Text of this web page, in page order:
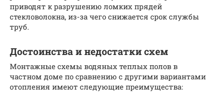
приводят к разрушению ломких прядей
стекловолокна, из-за чего снижается срок службы
труб.
Достоинства и недостатки схем
Монтажные схемы водяных теплых полов в
частном доме по сравнению с другими вариантами
отопления имеют следующие преимущества: